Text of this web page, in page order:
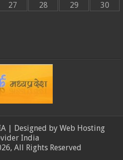
27 28 29
30
| Designed by Web Hosting
India
All Rights Reserved